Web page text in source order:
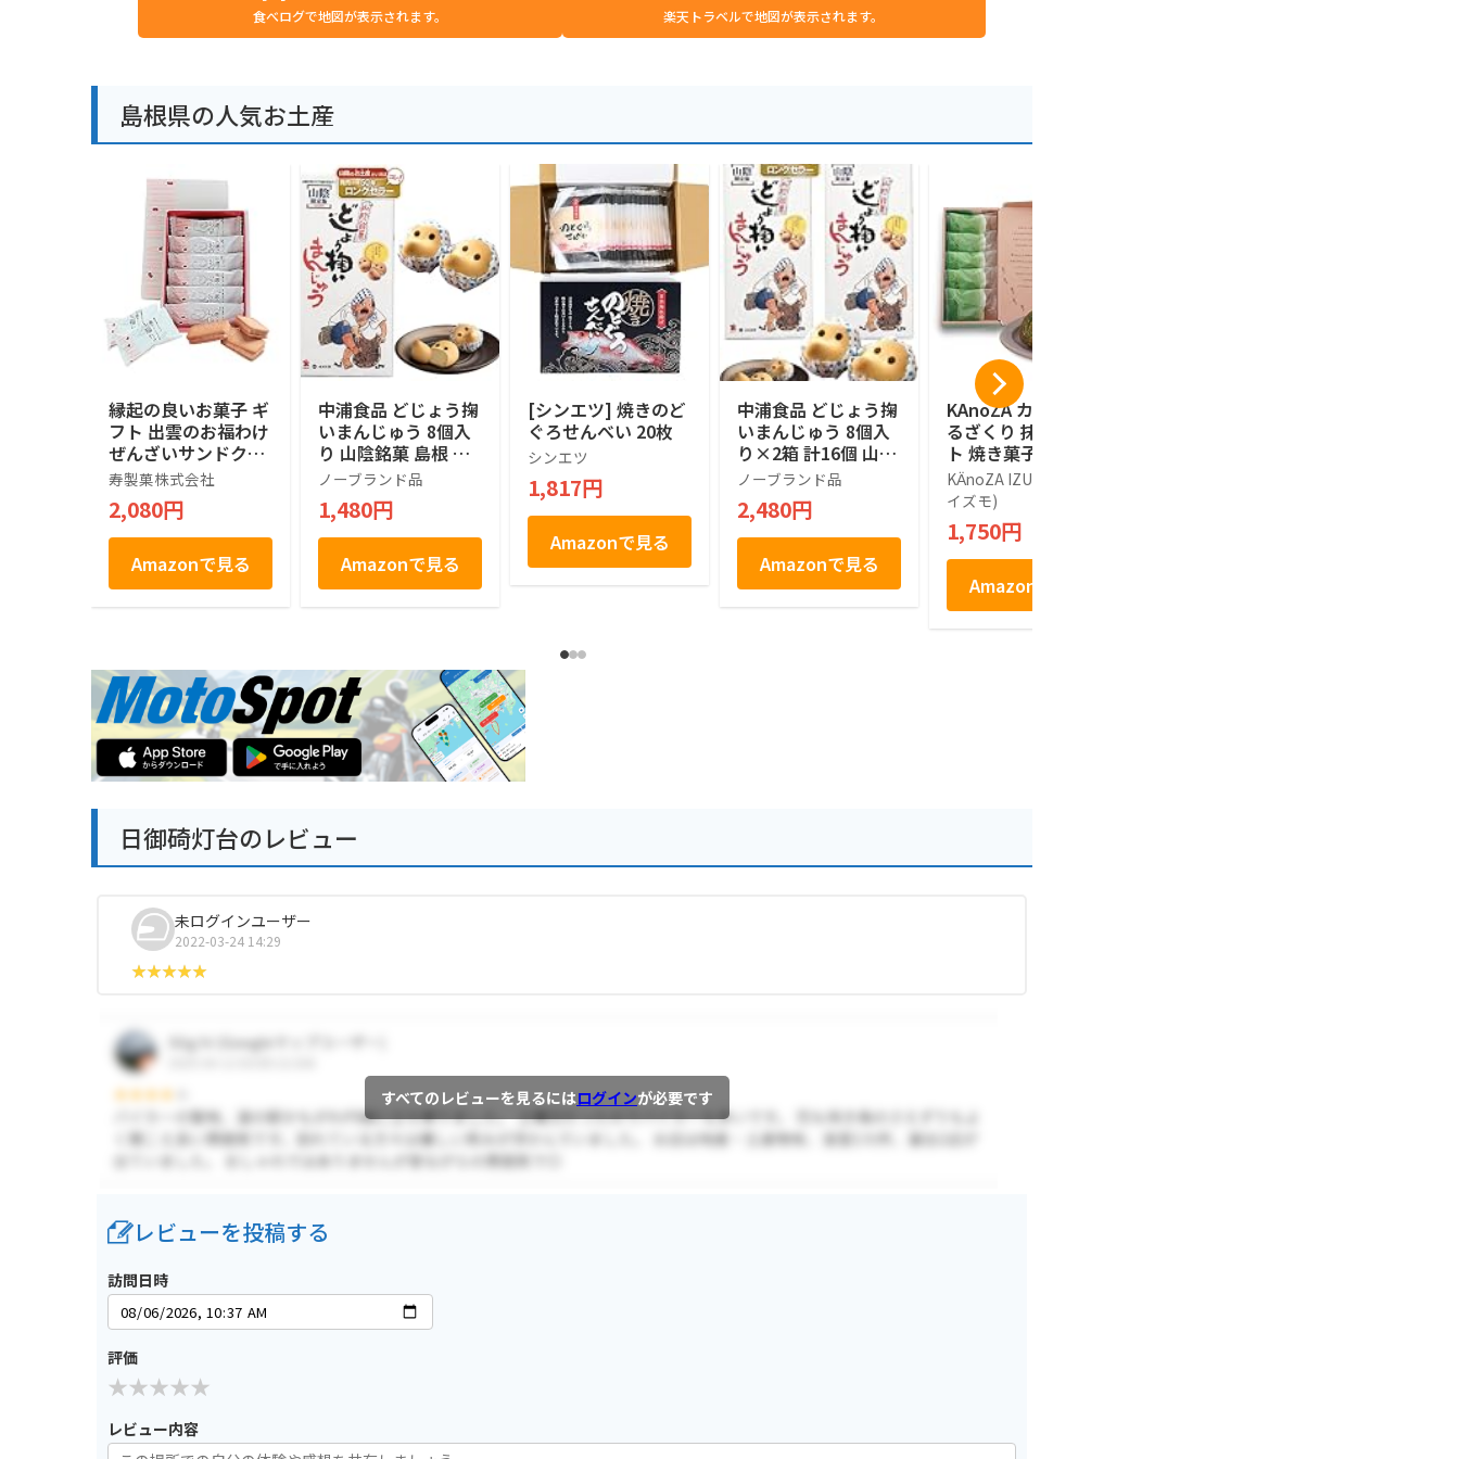
食べログで地図が表示されます。 楽天トラベルで地図が表示されます。
島根県の人気お土産
縁起の良いお菓子 ギ
フト 出雲のお福わけ
ぜんざいサンドクッ
キー (6個入) 島根県
のお土産 個包装 お
祝い ご縁 ありがと
う お菓子
寿製菓株式会社
2,080円
Amazonで見る
中浦食品 どじょう掬
いまんじゅう 8個入
り 山陰銘菓 島根 鳥
取 お土産 白あん 饅
頭 個包装 和菓子 ギ
フト 手土産 帰省土
産 お取り寄せ
ノーブランド品
1,480円
Amazonで見る
[シンエツ] 焼きのど
ぐろせんべい 20枚
シンエツ
1,817円
Amazonで見る
中浦食品 どじょう掬
いまんじゅう 8個入
り×2箱 計16個 山陰
銘菓 島根 鳥取 お土
産 白あん 個包装 ギ
フト 手土産 まとめ
買い
ノーブランド品
2,480円
Amazonで見る
KAnoZA カノザ 奏で
るざくり 抹茶ガレッ
ト 焼き菓子 ホワイ
トチョコレート 5個
入 ギフト
KӒnoZA IZUMO(カノザ
イズモ)
1,750円
Amazonで見る
日御碕灯台のレビュー
未ログインユーザー
2022-03-24 14:29
すべてのレビューを見るにはログインが必要です
レビューを投稿する
訪問日時
評価
レビュー内容